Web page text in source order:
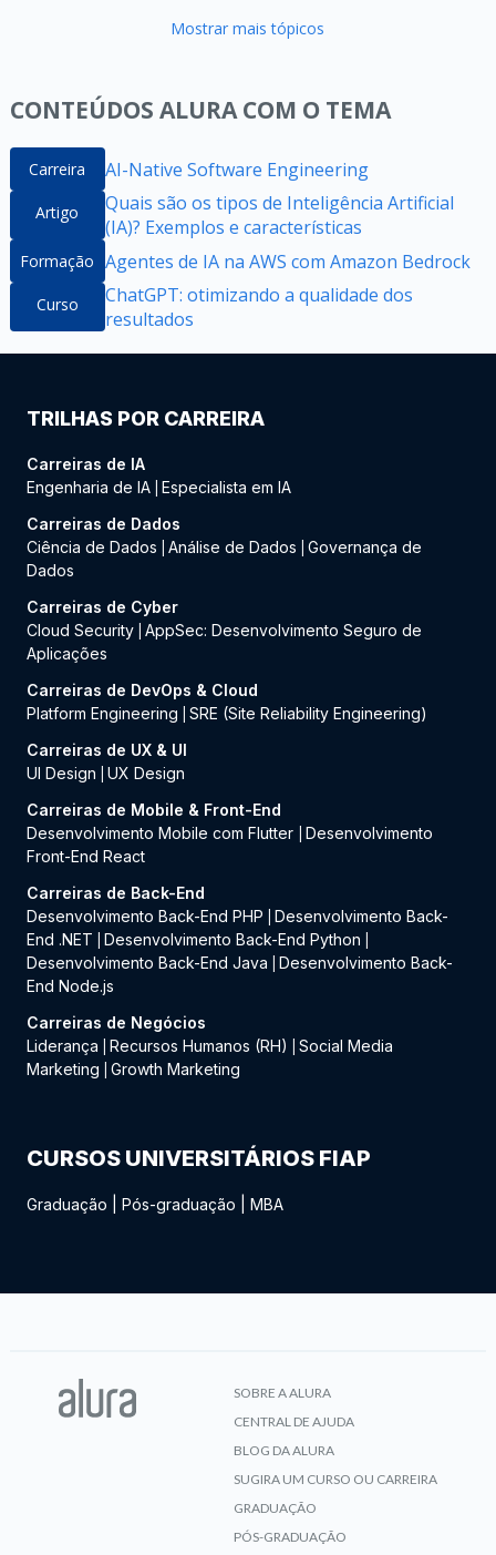
Mostrar mais tópicos
CONTEÚDOS ALURA COM O TEMA
Carreira AI-Native Software Engineering
Artigo
Quais são os tipos de Inteligência Artificial
(IA)? Exemplos e características
Formação Agentes de IA na AWS com Amazon Bedrock
Curso
ChatGPT: otimizando a qualidade dos
resultados
TRILHAS POR CARREIRA
Carreiras de IA
Engenharia de IA Especialista em IA
Carreiras de Dados
Ciência de Dados
Análise de Dados
Governança de
Dados
Carreiras de Cyber
Cloud Security AppSec: Desenvolvimento Seguro de
Aplicações
Carreiras de DevOps & Cloud
Platform Engineering
SRE (Site Reliability Engineering)
Carreiras de UX & UI
UI Design
UX Design
Carreiras de Mobile & Front-End
Desenvolvimento Mobile com Flutter
Desenvolvimento
Front-End React
Carreiras de Back-End
Desenvolvimento Back-End PHP
Desenvolvimento Back-
End .NET
Desenvolvimento Back-End Python
Desenvolvimento Back-End Java
Desenvolvimento Back-
End Node.js
Carreiras de Negócios
Liderança
Recursos Humanos (RH)
Social Media
Marketing
Growth Marketing
CURSOS UNIVERSITÁRIOS FIAP
Graduação Pós-graduação MBA
SOBRE A ALURA
CENTRAL DE AJUDA
BLOG DA ALURA
SUGIRA UM CURSO OU CARREIRA
GRADUAÇÃO
PÓS-GRADUAÇÃO